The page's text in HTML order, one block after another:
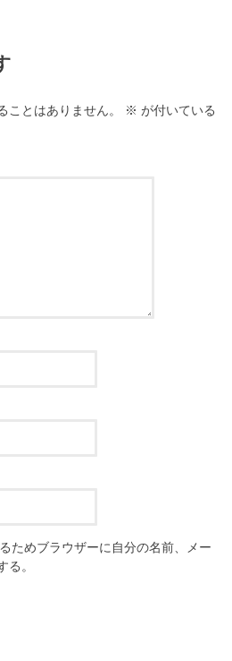
ことはありません。 ※ が付いている
ためブラウザーに自分の名前、メー
る。